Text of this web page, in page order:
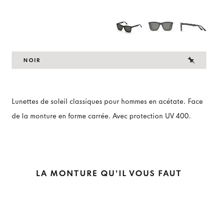
NOIR
Lunettes de soleil classiques pour hommes en acétate. Face
de la monture en forme carrée. Avec protection UV 400.
LA MONTURE QU'IL VOUS FAUT